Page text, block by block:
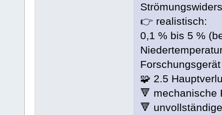
👉 realistisch:
0,1 % bis 5 %
Forschungsgerät
🧩 2.5
🔻 mechanische
🔻